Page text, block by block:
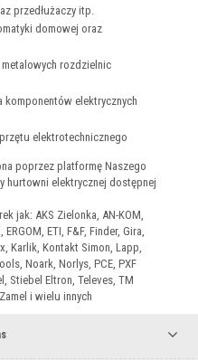
przedłużaczy itp.
domowej oraz
rozdzielnic
elektrycznych
elektrotechnicznego
poprzez platformę Naszego
hurtowni elektrycznej dostępnej
jak: AKS Zielonka, AN-KOM,
ETI, F&F, Finder, Gira,
Karlik, Kontakt Simon, Lapp,
Noark, Norlys, PCE, PXF
Stiebel Eltron, Televes, TM
i wielu innych